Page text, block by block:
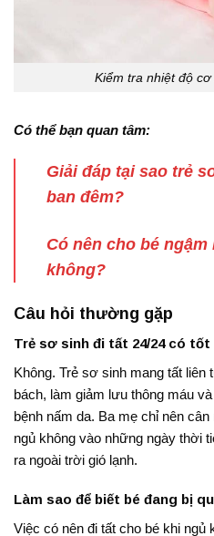
Kiểm tra nhiệt độ
Có thể bạn quan tâm:
Giải đáp tại sao trẻ
ban đêm?
Có nên cho bé
không?
Câu hỏi thường gặp
Trẻ sơ sinh đi tất 24/24 có tốt
Không. Trẻ sơ sinh mang tất liên
bách, làm giảm lưu thông máu
bệnh nấm da. Ba mẹ chỉ nên cân
ngủ không vào những ngày thời
ra ngoài trời gió lạnh.
Làm sao để biết bé đang bị
Việc có nên đi tất cho bé khi ngủ